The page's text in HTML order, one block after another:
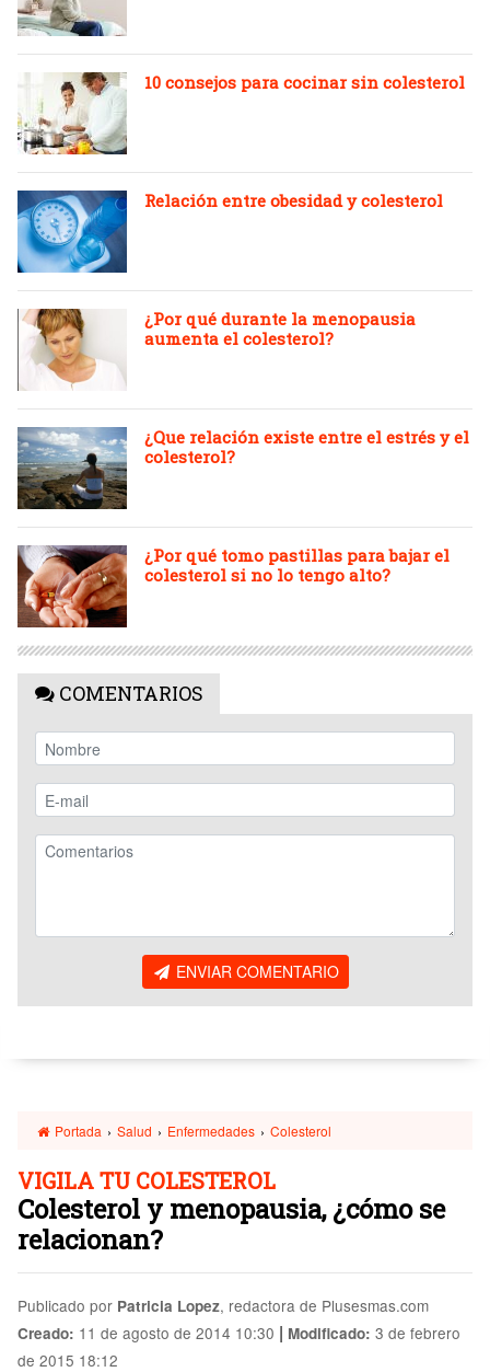
10 consejos para cocinar sin colesterol
Relación entre obesidad y colesterol
¿Por qué durante la menopausia
aumenta el colesterol?
¿Que relación existe entre el estrés y el
colesterol?
¿Por qué tomo pastillas para bajar el
colesterol si no lo tengo alto?
COMENTARIOS
ENVIAR COMENTARIO
Portada › Salud › Enfermedades › Colesterol
VIGILA TU COLESTEROL
Colesterol y menopausia, ¿cómo se
relacionan?
Publicado por Patricia Lopez, redactora de Plusesmas.com
Creado: 11 de agosto de 2014 10:30 | Modificado: 3 de febrero
de 2015 18:12